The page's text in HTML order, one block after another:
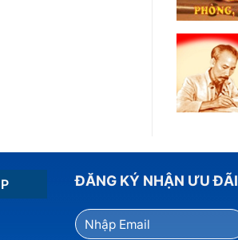
ĐĂNG KÝ NHẬN ƯU ĐÃI